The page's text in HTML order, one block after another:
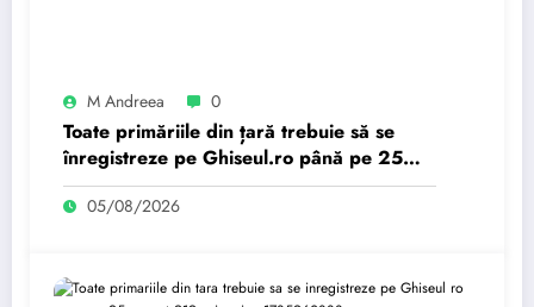
M Andreea 0
Toate primăriile din țară trebuie să se
înregistreze pe Ghiseul.ro până pe 25
august. 919 primari au…
05/08/2026